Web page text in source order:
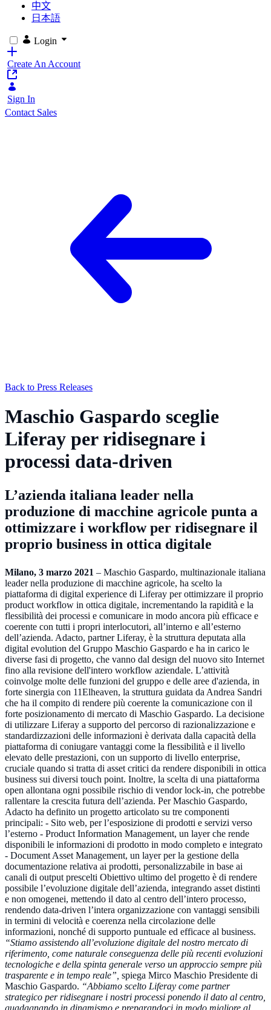
中文
日本語
Login
Create An Account
Sign In
Contact Sales
Back to Press Releases
Maschio Gaspardo sceglie
Liferay per ridisegnare i
processi data-driven
L’azienda italiana leader nella
produzione di macchine agricole punta a
ottimizzare i workflow per ridisegnare il
proprio business in ottica digitale
Milano, 3 marzo 2021 – Maschio Gaspardo, multinazionale italiana
leader nella produzione di macchine agricole, ha scelto la
piattaforma di digital experience di Liferay per ottimizzare il proprio
product workflow in ottica digitale, incrementando la rapidità e la
flessibilità dei processi e comunicare in modo ancora più efficace e
coerente con tutti i propri interlocutori, all’interno e all’esterno
dell’azienda. Adacto, partner Liferay, è la struttura deputata alla
digital evolution del Gruppo Maschio Gaspardo e ha in carico le
diverse fasi di progetto, che vanno dal design del nuovo sito Internet
fino alla revisione dell'intero workflow aziendale. L’attività
coinvolge molte delle funzioni del gruppo e delle aree d'azienda, in
forte sinergia con 11Elheaven, la struttura guidata da Andrea Sandri
che ha il compito di rendere più coerente la comunicazione con il
forte posizionamento di mercato di Maschio Gaspardo. La decisione
di utilizzare Liferay a supporto del percorso di razionalizzazione e
standardizzazioni delle informazioni è derivata dalla capacità della
piattaforma di coniugare vantaggi come la flessibilità e il livello
elevato delle prestazioni, con un supporto di livello enterprise,
cruciale quando si tratta di asset critici da rendere disponibili in ottica
business sui diversi touch point. Inoltre, la scelta di una piattaforma
open allontana ogni possibile rischio di vendor lock-in, che potrebbe
rallentare la crescita futura dell’azienda. Per Maschio Gaspardo,
Adacto ha definito un progetto articolato su tre componenti
principali: - Sito web, per l’esposizione di prodotti e servizi verso
l’esterno - Product Information Management, un layer che rende
disponibili le informazioni di prodotto in modo completo e integrato
- Document Asset Management, un layer per la gestione della
documentazione relativa ai prodotti, personalizzabile in base ai
canali di output prescelti Obiettivo ultimo del progetto è di rendere
possibile l’evoluzione digitale dell’azienda, integrando asset distinti
e non omogenei, mettendo il dato al centro dell’intero processo,
rendendo data-driven l’intera organizzazione con vantaggi sensibili
in termini di velocità e coerenza nella circolazione delle
informazioni, nonché di supporto puntuale ed efficace al business.
“Stiamo assistendo all’evoluzione digitale del nostro mercato di
riferimento, come naturale conseguenza delle più recenti evoluzioni
tecnologiche e della spinta generale verso un approccio sempre più
trasparente e in tempo reale”, spiega Mirco Maschio Presidente di
Maschio Gaspardo. “Abbiamo scelto Liferay come partner
strategico per ridisegnare i nostri processi ponendo il dato al centro,